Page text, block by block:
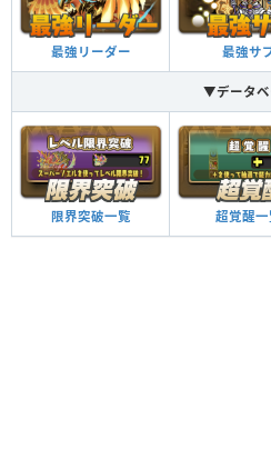
最強リーダー 最強サ
▼データベ
限界突破一覧 超覚醒一